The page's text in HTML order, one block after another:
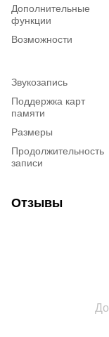
Дополнительные
функции
Возможности
Звукозапись
Поддержка карт
памяти
Размеры
Продолжительность
записи
Отзывы